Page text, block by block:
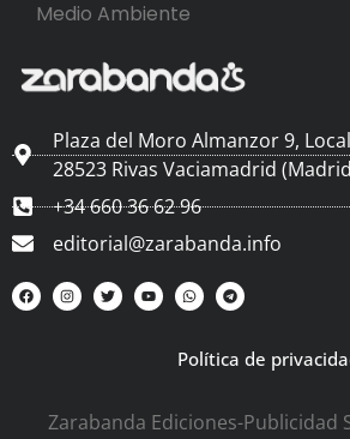
Medio Ambiente
Plaza del Moro Almanzor 9,
28523 Rivas Vaciamadrid
+34 660 36 62 96
editorial@zarabanda.info
Política de
Zarabanda Ediciones-Publicidad